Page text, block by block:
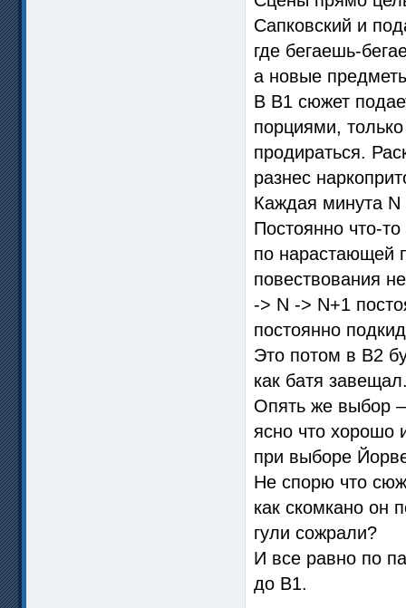
Сапковский и
где бегаешь-
а новые
В В1 сюжет
порциями,
продираться.
разнес
Каждая минута
Постоянно что-
по нарастающей
повествования
-> N -> N+1
постоянно
Это потом в В2
как батя
Опять же выбор
ясно что хорошо
при выборе
Не спорю что
как скомкано он
гули сожрали?
И все равно по
до В1.